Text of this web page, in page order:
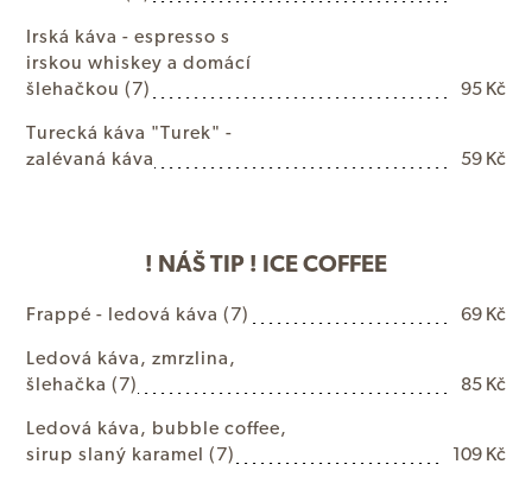
Irská káva - espresso s
irskou whiskey a domácí
šlehačkou (7)
95 Kč
Turecká káva "Turek" -
zalévaná káva 59 Kč
! NÁŠ TIP ! ICE COFFEE
Frappé - ledová káva (7)
69 Kč
Ledová káva, zmrzlina,
šlehačka (7)
85 Kč
Ledová káva, bubble coffee,
sirup slaný karamel (7) 109 Kč